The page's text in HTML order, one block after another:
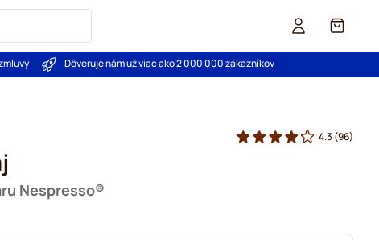
Košík
Dôveruje nám už viac ako 2 000 000 zákazníkov
Nespresso®
4.3 (96)